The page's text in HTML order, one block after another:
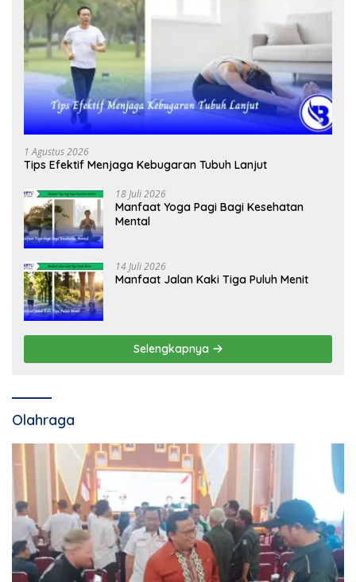
1 Agustus 2026
Tips Efektif Menjaga Kebugaran Tubuh Lanjut
18 Juli 2026
Manfaat Yoga Pagi Bagi Kesehatan
Mental
14 Juli 2026
Manfaat Jalan Kaki Tiga Puluh Menit
Selengkapnya
Olahraga